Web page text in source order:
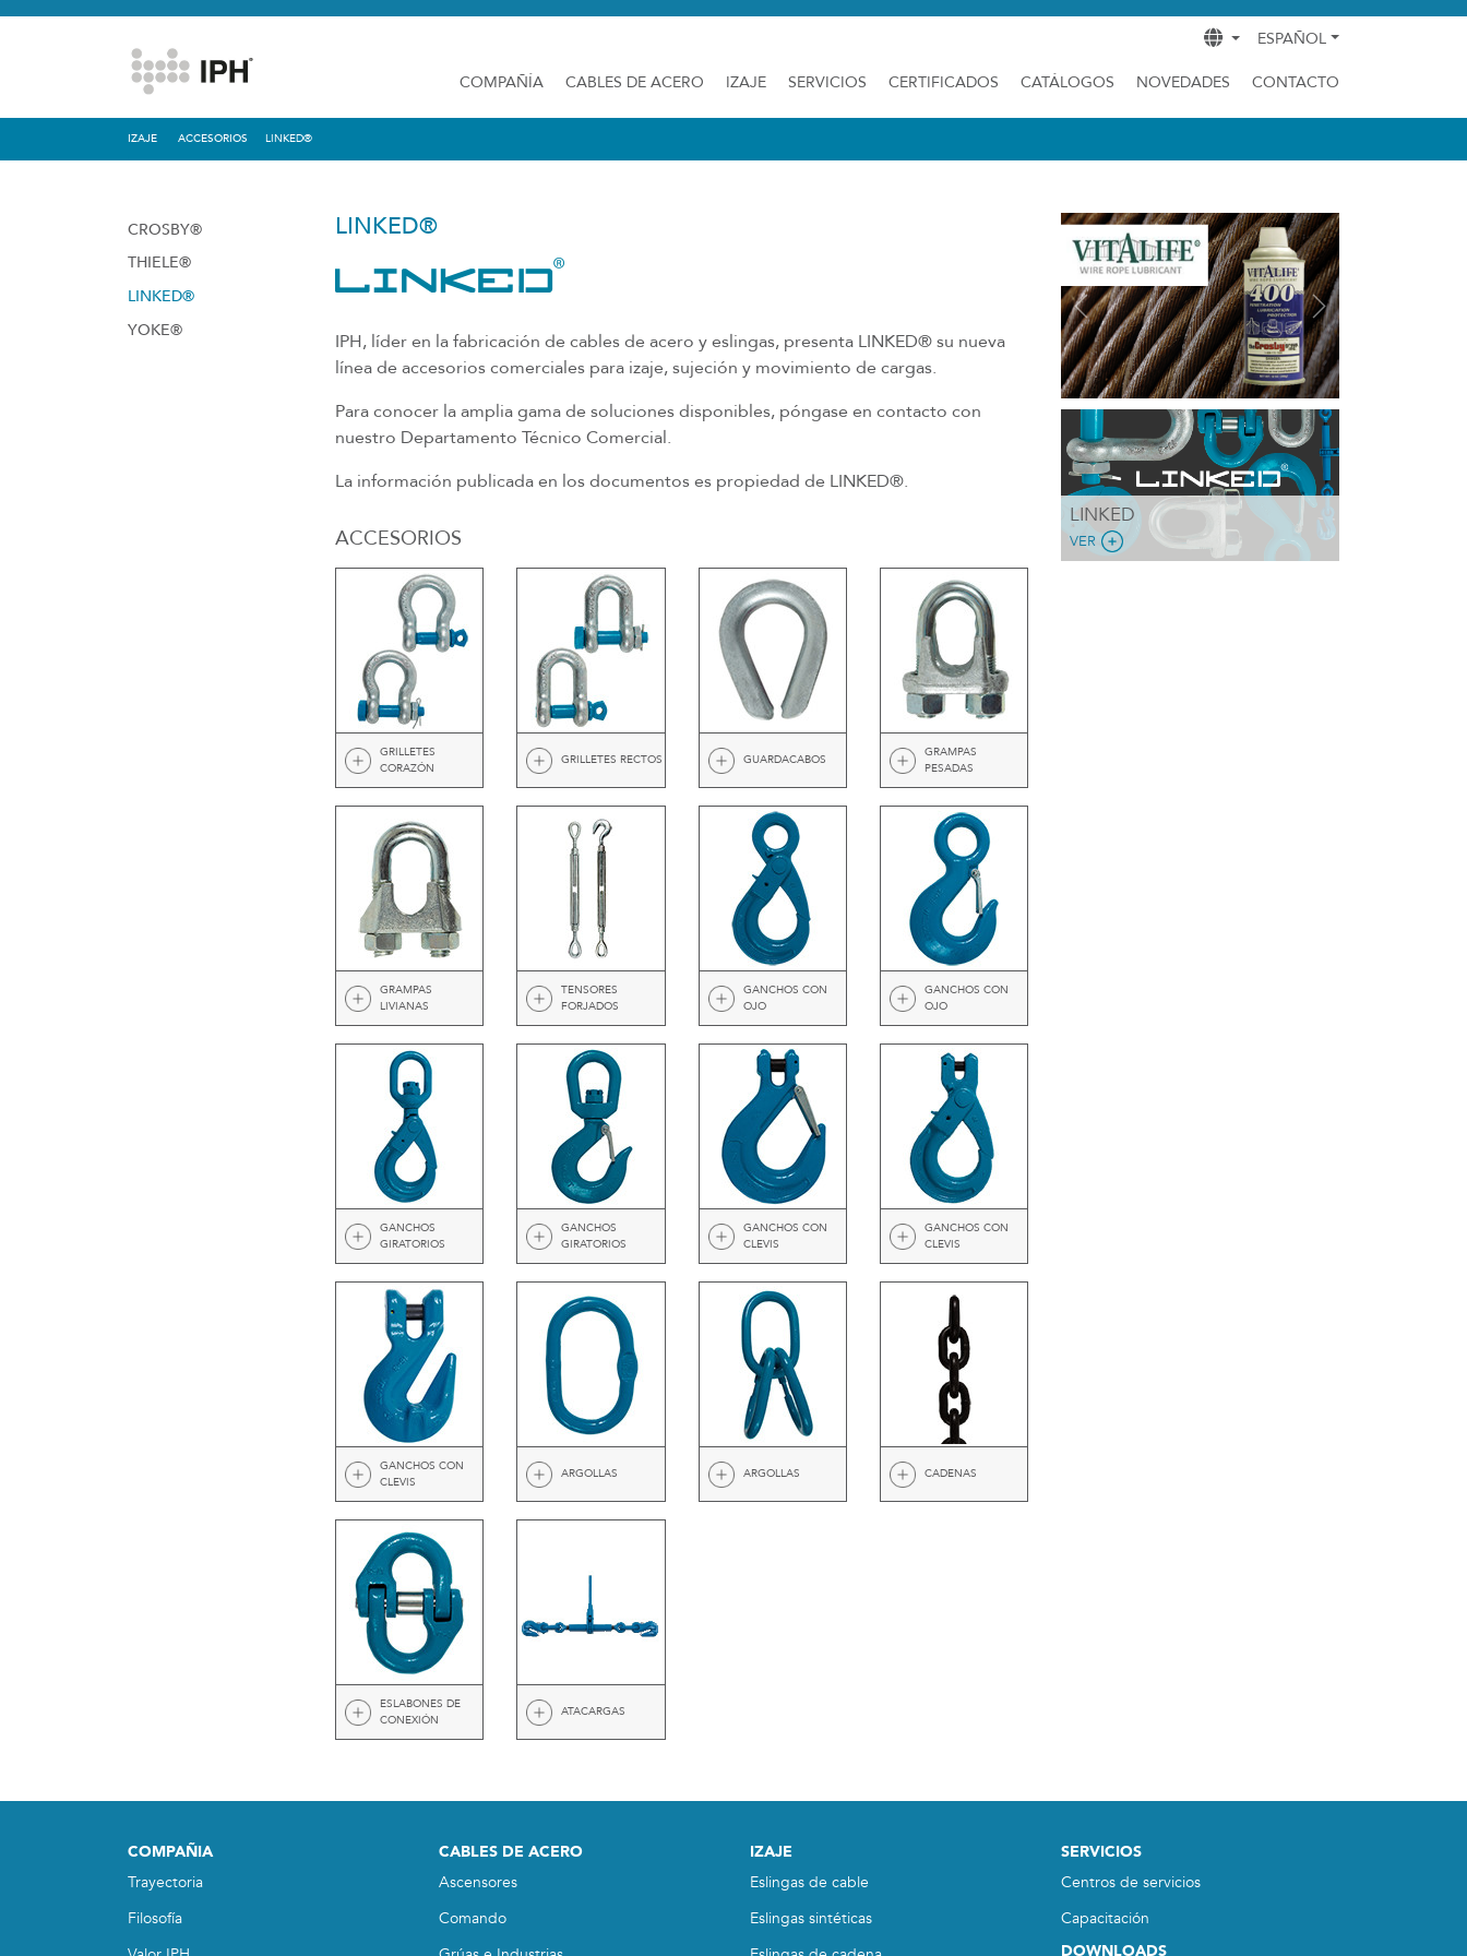
ESPAÑOL
COMPAÑÍA CABLES DE ACERO IZAJE SERVICIOS CERTIFICADOS CATÁLOGOS NOVEDADES CONTACTO
IZAJE ACCESORIOS LINKED®
CROSBY®
THIELE®
LINKED®
YOKE®
LINKED®
IPH, líder en la fabricación de cables de acero y eslingas, presenta LINKED® su nueva
línea de accesorios comerciales para izaje, sujeción y movimiento de cargas.
Para conocer la amplia gama de soluciones disponibles, póngase en contacto con
nuestro Departamento Técnico Comercial.
La información publicada en los documentos es propiedad de LINKED®.
ACCESORIOS
GRILLETES
CORAZÓN
GRILLETES RECTOS GUARDACABOS
GRAMPAS
PESADAS
GRAMPAS
LIVIANAS
TENSORES
FORJADOS
GANCHOS CON
OJO
GANCHOS CON
OJO
GANCHOS
GIRATORIOS
GANCHOS
GIRATORIOS
GANCHOS CON
CLEVIS
GANCHOS CON
CLEVIS
GANCHOS CON
CLEVIS
ARGOLLAS ARGOLLAS CADENAS
ESLABONES DE
CONEXIÓN
ATACARGAS
Previous Next
LINKED
VER
COMPAÑIA
Trayectoria
Filosofía
CABLES DE ACERO
Ascensores
Comando
IZAJE
Eslingas de cable
Eslingas sintéticas
SERVICIOS
Centros de servicios
Capacitación
DOWNLOADS